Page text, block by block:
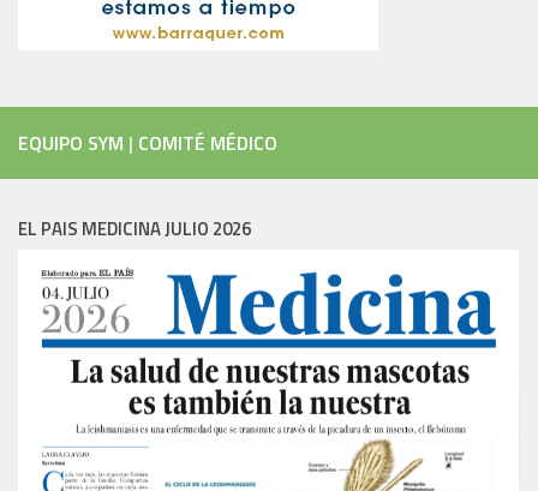
EQUIPO SYM | COMITÉ MÉDICO
EL PAIS MEDICINA JULIO 2026